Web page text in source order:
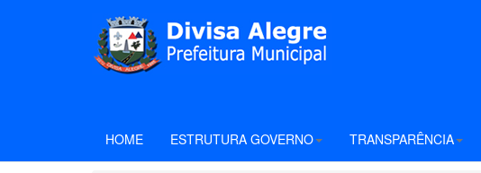
HOME ESTRUTURA GOVERNO TRANSPARÊNCIA